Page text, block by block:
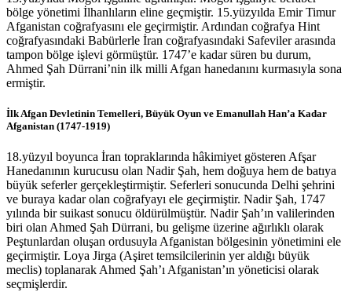
bölge yönetimi İlhanlıların eline geçmiştir. 15.yüzyılda Emir Timur
Afganistan coğrafyasını ele geçirmiştir. Ardından coğrafya Hint
coğrafyasındaki Babürlerle İran coğrafyasındaki Safeviler arasında
tampon bölge işlevi görmüştür. 1747’e kadar süren bu durum,
Ahmed Şah Dürrani’nin ilk milli Afgan hanedanını kurmasıyla sona
ermiştir.
İlk Afgan Devletinin Temelleri, Büyük Oyun ve Emanullah Han’a Kadar
Afganistan (1747-1919)
18.yüzyıl boyunca İran topraklarında hâkimiyet gösteren Afşar
Hanedanının kurucusu olan Nadir Şah, hem doğuya hem de batıya
büyük seferler gerçekleştirmiştir. Seferleri sonucunda Delhi şehrini
ve buraya kadar olan coğrafyayı ele geçirmiştir. Nadir Şah, 1747
yılında bir suikast sonucu öldürülmüştür. Nadir Şah’ın valilerinden
biri olan Ahmed Şah Dürrani, bu gelişme üzerine ağırlıklı olarak
Peştunlardan oluşan ordusuyla Afganistan bölgesinin yönetimini ele
geçirmiştir. Loya Jirga (Aşiret temsilcilerinin yer aldığı büyük
meclis) toplanarak Ahmed Şah’ı Afganistan’ın yöneticisi olarak
seçmişlerdir.